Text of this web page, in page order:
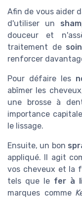
Afin de vous aider
d'utiliser un
douceur et
traitement de
renforcer
Pour défaire les
abîmer les
une brosse à
importance
le lissage.
Ensuite, un bon
appliqué. Il agit
vos cheveux et la
tels que le fer à
marques comme